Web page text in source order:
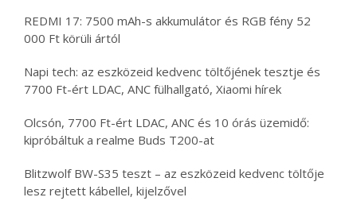
REDMI 17: 7500 mAh-s akkumulátor és RGB fény 52
000 Ft körüli ártól
Napi tech: az eszközeid kedvenc töltőjének tesztje és
7700 Ft-ért LDAC, ANC fülhallgató, Xiaomi hírek
Olcsón, 7700 Ft-ért LDAC, ANC és 10 órás üzemidő:
kipróbáltuk a realme Buds T200-at
Blitzwolf BW-S35 teszt – az eszközeid kedvenc töltője
lesz rejtett kábellel, kijelzővel